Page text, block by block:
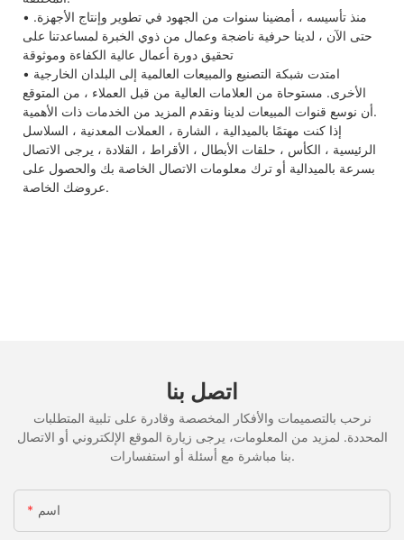
• منذ تأسيسه ، أمضينا سنوات من الجهود في تطوير وإنتاج الأجهزة.
حتى الآن ، لدينا حرفية ناضجة وعمال من ذوي الخبرة لمساعدتنا على
تحقيق دورة أعمال عالية الكفاءة وموثوقة
• امتدت شبكة التصنيع والمبيعات العالمية إلى البلدان الخارجية
الأخرى. مستوحاة من العلامات العالية من قبل العملاء ، من المتوقع
أن نوسع قنوات المبيعات لدينا ونقدم المزيد من الخدمات ذات الأهمية.
إذا كنت مهتمًا بالميدالية ، الشارة ، العملات المعدنية ، السلاسل
الرئيسية ، الكأس ، حلقات الأبطال ، الأقراط ، القلادة ، يرجى الاتصال
بسرعة بالميدالية أو ترك معلومات الاتصال الخاصة بك والحصول على
عروضك الخاصة.
اتصل بنا
نرحب بالتصميمات والأفكار المخصصة وقادرة على تلبية المتطلبات
المحددة. لمزيد من المعلومات، يرجى زيارة الموقع الإلكتروني أو الاتصال
بنا مباشرة مع أسئلة أو استفسارات.
اسم